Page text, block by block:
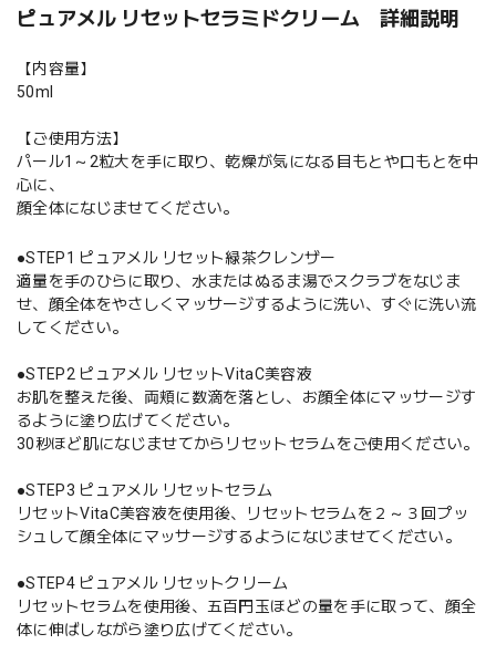
ピュアメル リセットセラミドクリーム 詳細説明
【内容量】
50ml
【ご使用方法】
パール1～2粒大を手に取り、乾燥が気になる目もとや口もとを中
心に、
顔全体になじませてください。
●STEP1 ピュアメル リセット緑茶クレンザー
適量を手のひらに取り、水またはぬるま湯でスクラブをなじま
せ、顔全体をやさしくマッサージするように洗い、すぐに洗い流
してください。
●STEP2 ピュアメル リセットVitaC美容液
お肌を整えた後、両頬に数滴を落とし、お顔全体にマッサージす
るように塗り広げてください。
30秒ほど肌になじませてからリセットセラムをご使用ください。
●STEP3 ピュアメル リセットセラム
リセットVitaC美容液を使用後、リセットセラムを２～３回プッ
シュして顔全体にマッサージするようになじませてください。
●STEP4 ピュアメル リセットクリーム
リセットセラムを使用後、五百円玉ほどの量を手に取って、顔全
体に伸ばしながら塗り広げてください。